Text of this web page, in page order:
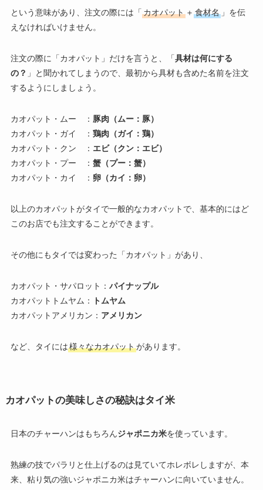
という意味があり、注文の際には「 カオパット＋ 食材名」を伝
えなければいけません。
注文の際に「カオパット」だけを言うと、「具材は何にする
の？ 」と聞かれてしまうので、最初から具材も含めた名前を注文
するようにしましょう。
カオパット・ムー ： 豚肉（ムー：豚）
カオパット・ガイ ： 鶏肉（ガイ：鶏）
カオパット・クン ： エビ（クン：エビ）
カオパット・プー ： 蟹（プー：蟹）
カオパット・カイ ： 卵（カイ：卵）
以上のカオパットがタイで一般的なカオパットで、基本的にはど
このお店でも注文することができます。
その他にもタイでは変わった「カオパット」があり、
カオパット・サパロット： パイナップル
カオパットトムヤム：
トムヤム
カオパットアメリカン： アメリカン
など、タイには様々なカオパットがあります。
カオパットの美味しさの秘訣はタイ米
日本のチャーハンはもちろんジャポニカ米を使っています。
熟練の技でパラリと仕上げるのは見ていてホレボレしますが、本
来、粘り気の強いジャポニカ米はチャーハンに向いていません。